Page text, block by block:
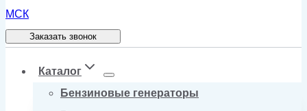
Заказать звонок
Каталог
Бензиновые генераторы